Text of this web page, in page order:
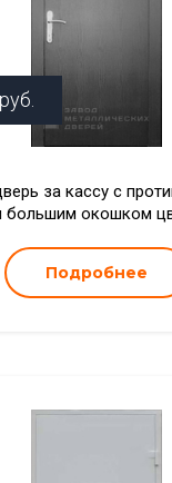
руб.
за кассу с
большим окошком
Подробнее